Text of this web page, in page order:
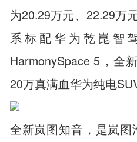
为20.29万元、22.29万
系标配华为乾崑智
HarmonySpace 5，全
20万真满血华为纯电SUV
全新岚图知音，是岚图